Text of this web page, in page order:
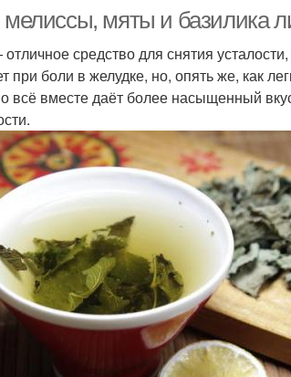
мяты и базилика
средство для снятия
при боли в желудке, но, опять же, как
всё вместе даёт более насыщенный